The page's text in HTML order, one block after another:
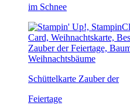
im Schnee
Schüttelkarte Zauber der
Feiertage